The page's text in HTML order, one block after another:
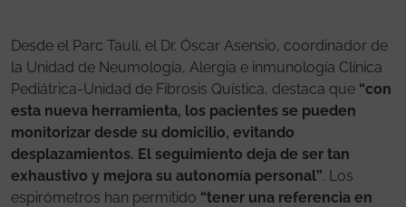
Desde el Parc Taulí, el Dr. Óscar Asensio, coordinador de
la Unidad de Neumología, Alergia e inmunología Clínica
Pediátrica-Unidad de Fibrosis Quística, destaca que “con
esta nueva herramienta, los pacientes se pueden
monitorizar desde su domicilio, evitando
desplazamientos. El seguimiento deja de ser tan
exhaustivo y mejora su autonomía personal”. Los
espirómetros han permitido “tener una referencia en